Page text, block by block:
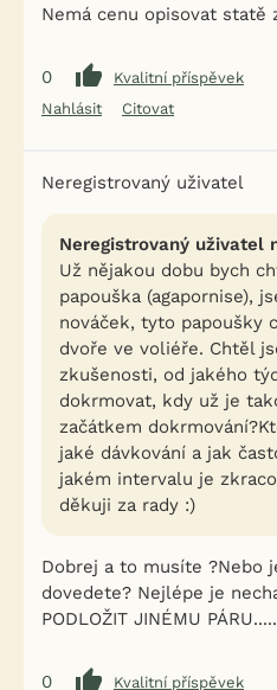
Nemá cenu opisovat statě
0
Kvalitní příspěvek
Nahlásit
Citovat
Neregistrovaný uživatel
Neregistrovaný uživatel
Už nějakou dobu bych
papouška (agapornise),
nováček, tyto papoušky
dvoře ve voliéře. Chtěl
zkušenosti, od jakého
dokrmovat, kdy už je
začátkem
jaké dávkování a jak
jakém intervalu je
děkuji za rady :)
Dobrej a to musíte ?Nebo
dovedete? Nejlépe je
PODLOŽIT JINÉMU
0
Kvalitní příspěvek